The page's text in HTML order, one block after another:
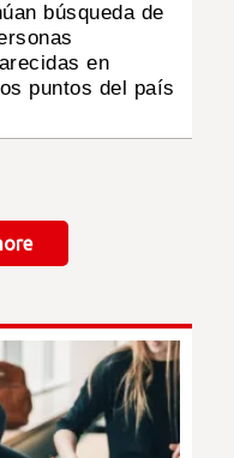
búsqueda de
en
puntos del país